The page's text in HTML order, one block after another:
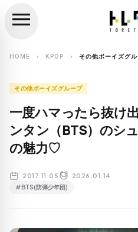
search
menu
HOME chevron_right KPOP chevron_right その他ボーイズグ
その他ボーイズグループ
一度ハマったら抜け
ンタン（BTS）のシ
の魅力♡
2017.11.05 2026.01.14
#BTS(防弾少年団)